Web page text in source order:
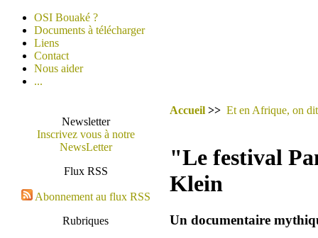
OSI Bouaké ?
Documents à télécharger
Liens
Contact
Nous aider
...
Newsletter
Inscrivez vous à notre
NewsLetter
Flux RSS
Abonnement au flux RSS
Rubriques
Accueil >> Et en Afrique, on
"Le festival
Klein
Un documentaire